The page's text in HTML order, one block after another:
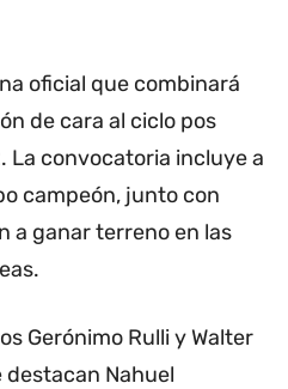
oficial que combinará
de cara al ciclo pos
La convocatoria incluye a
campeón, junto con
a ganar terreno en las
Gerónimo Rulli y Walter
destacan Nahuel